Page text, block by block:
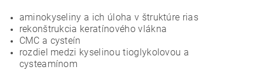
aminokyseliny a ich úloha v štruktúre rias
rekonštrukcia keratínového vlákna
CMC a cysteín
rozdiel medzi kyselinou tioglykolovou a
cysteamínom